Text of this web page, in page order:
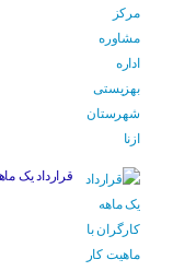
قرارداد یک